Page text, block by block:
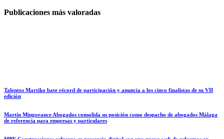
Publicaciones más valoradas
Talentos Martiko bate récord de participación y anuncia a los cinco finalistas de su VII
edición
Martín Mingorance Abogados consolida su posición como despacho de abogados Málaga
de referencia para empresas y particulares